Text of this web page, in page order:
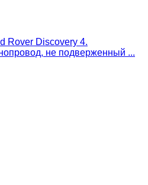
Rover Discovery 4.
не подверженный ...